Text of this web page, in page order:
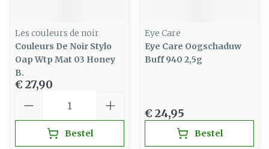
Les couleurs de noir
Couleurs De Noir Stylo
Oap Wtp Mat 03 Honey
B.
€ 27,90
Bestel
Eye Care
Eye Care Oogschaduw
Buff 940 2,5g
€ 24,95
Bestel